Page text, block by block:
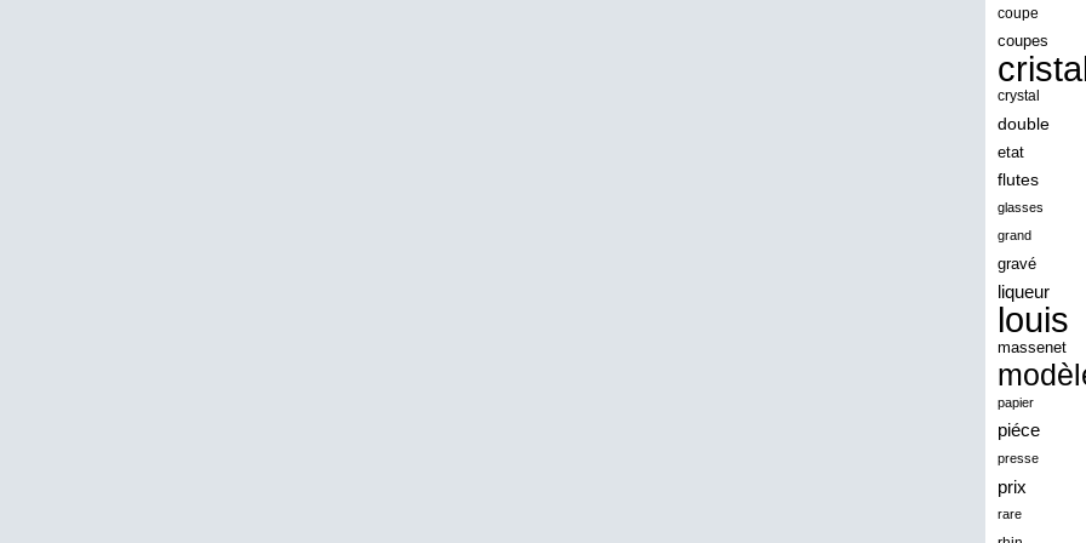
angeles
angoul
animaux
antique
antiquite
apollo
applaudis
arch
architecture
ariel
armonica
arta
coupe
coupes
crystal
double
etat
flutes
glasses
grand
gravé
liqueur
louis
massenet
papier
piéce
presse
prix
rare